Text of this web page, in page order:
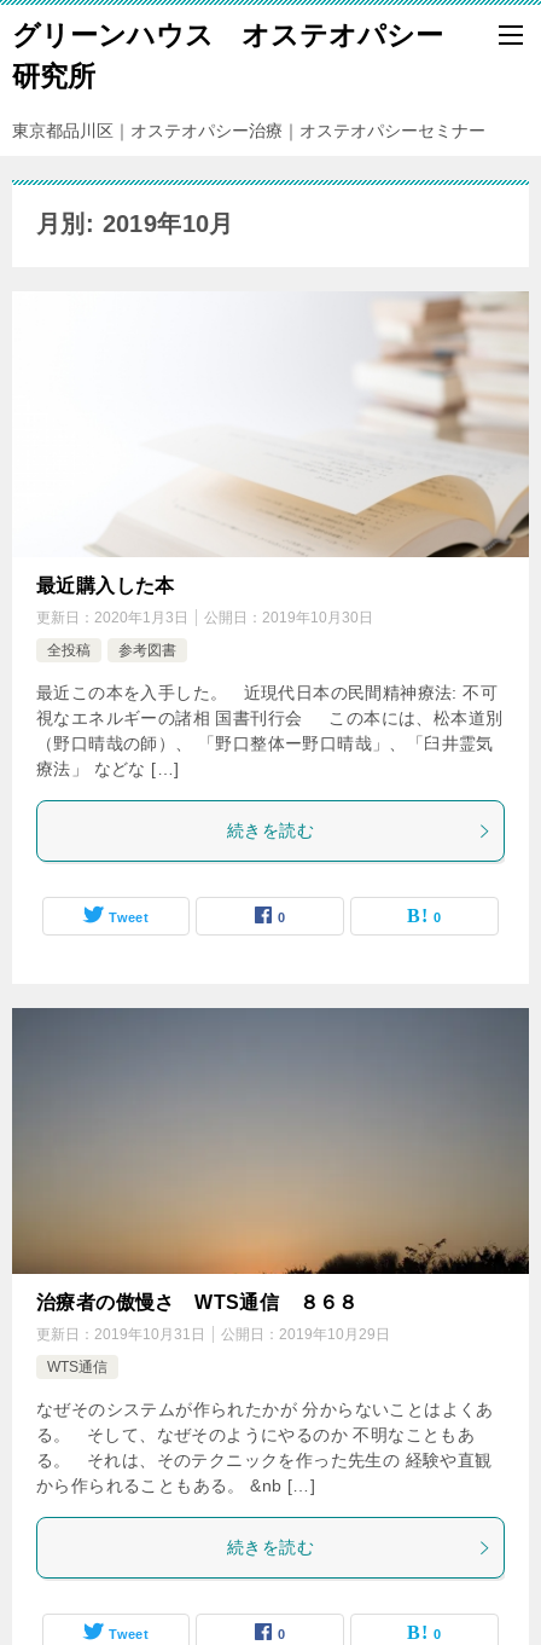
グリーンハウス オステオパシー
研究所
東京都品川区｜オステオパシー治療｜オステオパシーセミナー
月別: 2019年10月
最近購入した本
更新日： 2020年1月3日 公開日： 2019年10月30日
全投稿
参考図書
最近この本を入手した。 近現代日本の民間精神療法: 不可
視なエネルギーの諸相 国書刊行会 この本には、松本道別
（野口晴哉の師）、 「野口整体ー野口晴哉」、「臼井霊気
療法」 などな […]
続きを読む
Tweet 0 0
治療者の傲慢さ WTS通信 ８６８
更新日： 2019年10月31日 公開日： 2019年10月29日
WTS通信
なぜそのシステムが作られたかが 分からないことはよくあ
る。 そして、なぜそのようにやるのか 不明なこともあ
る。 それは、そのテクニックを作った先生の 経験や直観
から作られることもある。 &nb […]
続きを読む
Tweet 0 0